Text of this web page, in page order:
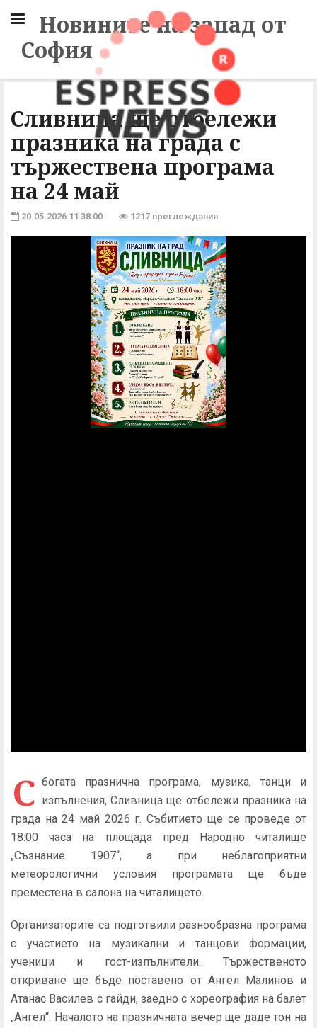
Новините на запад от
София
Сливница ще отбележи
празника на града с
тържествена програма
на 24 май
20.05.2026 11:38:00 1217 преглеждания
С богата празнична програма, музика, танци и
изпълнения, Сливница ще отбележи празника на
града на 24 май 2026 г. Събитието ще се проведе от
18:00 часа на площада пред Народно читалище
„Съзнание 1907“, а при неблагоприятни
метеорологични условия програмата ще бъде
преместена в салона на читалището.
Организаторите са подготвили разнообразна програма
с участието на музикални и танцови формации,
ученици и гост-изпълнители. Тържественото
откриване ще бъде поставено от Ангел Малинов и
Атанас Василев с гайди, заедно с хореография на балет
„Ангел“. Началото на празничната вечер ще даде тон на